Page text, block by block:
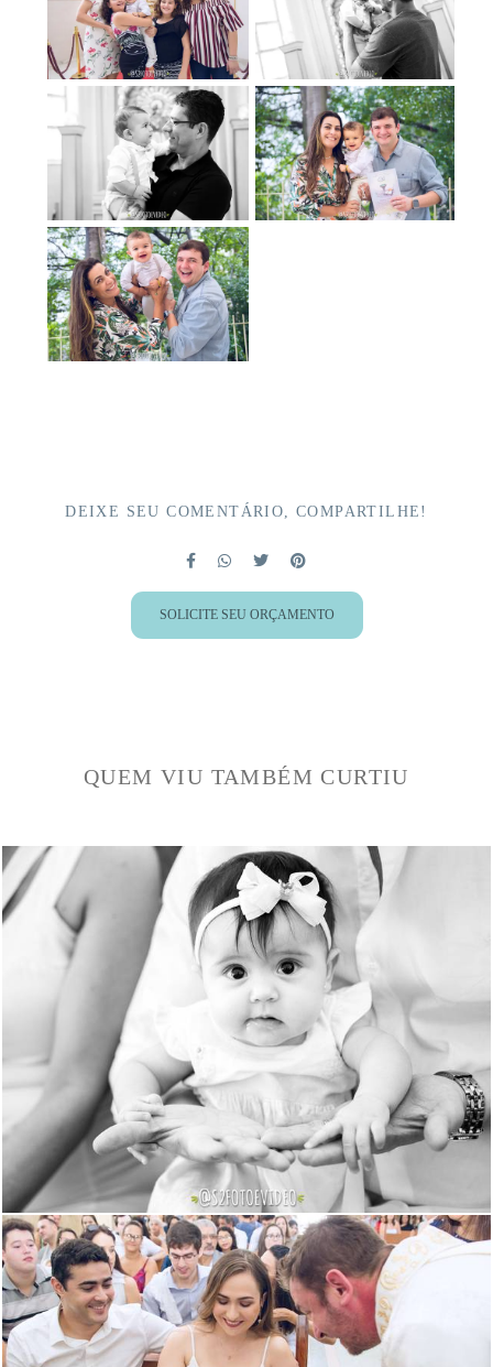
DEIXE SEU COMENTÁRIO, COMPARTILHE!
SOLICITE SEU ORÇAMENTO
QUEM VIU TAMBÉM CURTIU
1184 0